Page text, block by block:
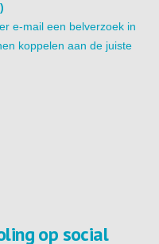
e-mail een belverzoek in
koppelen aan de juiste
op social